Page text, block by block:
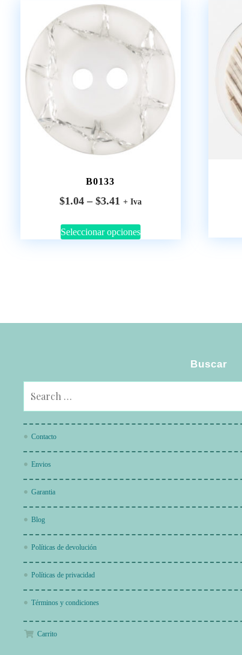
B0133
$1.04 – $3.41 + Iva
Seleccionar opciones
Buscar
Contacto
Envios
Garantia
Blog
Políticas de devolución
Políticas de privacidad
Términos y condiciones
Carrito